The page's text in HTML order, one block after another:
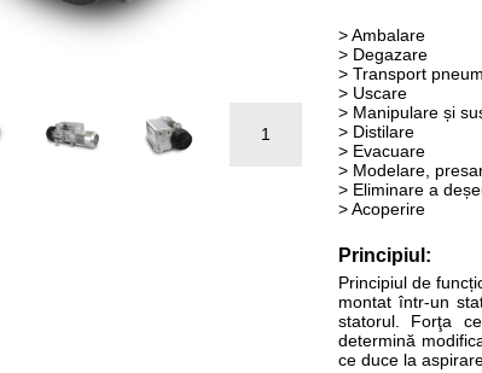
1
> Ambalare
> Degazare
> Transport
> Uscare
> Manipulare și
> Distilare
> Evacuare
> Modelare,
> Eliminare a
> Acoperire
Principiul:
Principiul de
montat într-un
statorul. Forţa
determină
ce duce la